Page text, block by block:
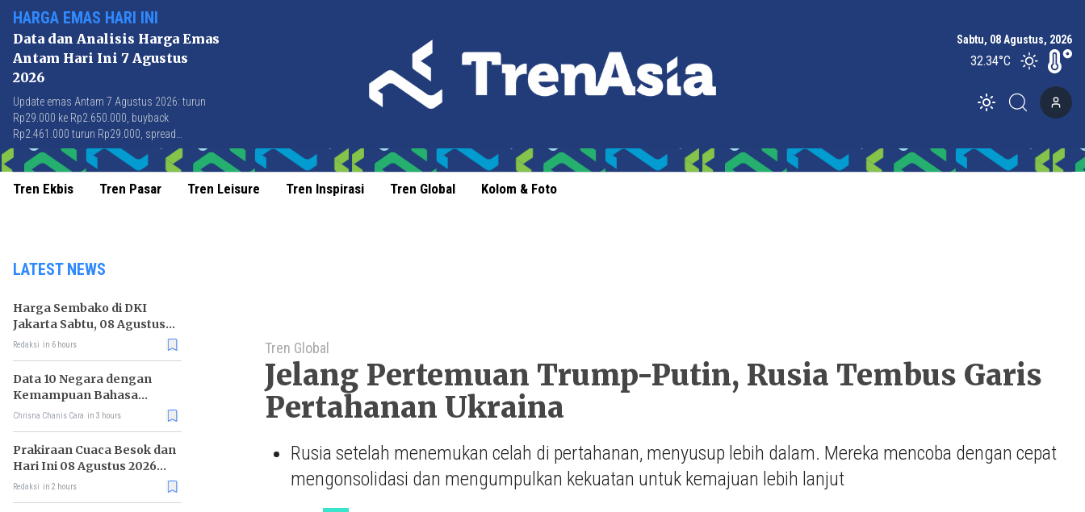
HARGA EMAS HARI INI
Data dan Analisis Harga Emas
Antam Hari Ini 7 Agustus
2026
Update emas Antam 7 Agustus 2026: turun
Rp29.000 ke Rp2.650.000, buyback
Rp2.461.000 turun Rp29.000, spread
Rp189.000 stabil di level terbaik sejak April
2026.
Sabtu, 08 Agustus, 2026
32.34°C
Toggle theme
Tren Ekbis Tren Pasar Tren Leisure Tren Inspirasi Tren Global Kolom & Foto
LATEST NEWS
Harga Sembako di DKI
Jakarta Sabtu, 08 Agustus
2026, Daging Kambing
Redaksi in 6 hours
Data 10 Negara dengan
Kemampuan Bahasa
Inggris Terbaik
Chrisna Chanis Cara in 3 hours
Prakiraan Cuaca Besok dan
Hari Ini 08 Agustus 2026
untuk Wilayah DKI Jakarta
Redaksi in 2 hours
Tren Global
Jelang Pertemuan Trump-Putin, Rusia Tembus Garis
Pertahanan Ukraina
Rusia setelah menemukan celah di pertahanan, menyusup lebih dalam. Mereka mencoba dengan cepat
mengonsolidasi dan mengumpulkan kekuatan untuk kemajuan lebih lanjut